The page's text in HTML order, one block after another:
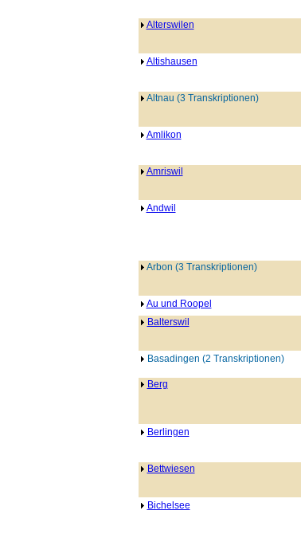
Alterswilen
Altishausen
Altnau (3 Transkriptionen)
Amlikon
Amriswil
Andwil
Arbon (3 Transkriptionen)
Au und Roopel
Balterswil
Basadingen (2 Transkriptionen)
Berg
Berlingen
Bettwiesen
Bichelsee